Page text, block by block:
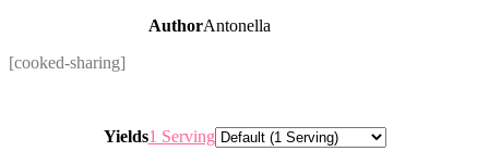
AuthorAntonella
[cooked-sharing]
Yields1 ServingServings